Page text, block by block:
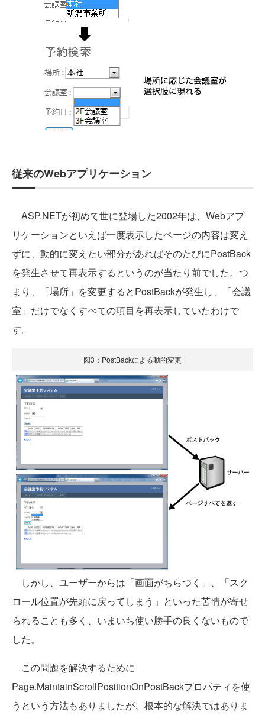
従来のWebアプリケーション
ASP.NETが初めて世に登場した2002年は、Webアプ
リケーションといえば一度表示したページの内容は変え
ずに、動的に変えたい部分があればそのたびにPostBack
を発生させて再表示するというのが当たり前でした。つ
まり、「場所」を変更するとPostBackが発生し、「会議
室」だけでなくすべての項目を再表示していたわけで
す。
図3：PostBackによる動的変更
しかし、ユーザーからは「画面がちらつく」、「スク
ロール位置が先頭に戻ってしまう」といった苦情が寄せ
られることも多く、いまいち使い勝手の良くないもので
した。
この問題を解決するために
Page.MaintainScrollPositionOnPostBackプロパティを使
うという方法もありましたが、根本的な解決ではありま